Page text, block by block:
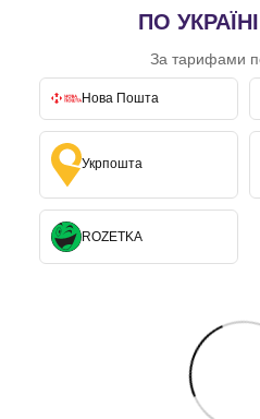
ПО
За тарифами
Нова Пошта
Укрпошта
ROZETKA